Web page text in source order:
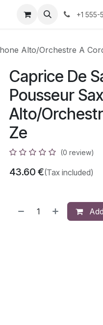
Contact us +1 555-
Alto/Orchestre A
Caprice De
Pousseur
Alto/
Ze
(0 review)
43.60 €(Tax included)